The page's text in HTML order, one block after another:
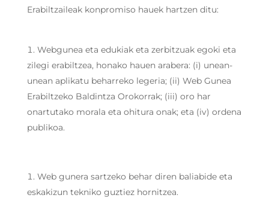
Erabiltzaileak konpromiso hauek hartzen ditu:
Webgunea eta edukiak eta zerbitzuak egoki eta
zilegi erabiltzea, honako hauen arabera: (i) unean-
unean aplikatu beharreko legeria; (ii) Web Gunea
Erabiltzeko Baldintza Orokorrak; (iii) oro har
onartutako morala eta ohitura onak; eta (iv) ordena
publikoa.
Web gunera sartzeko behar diren baliabide eta
eskakizun tekniko guztiez hornitzea.